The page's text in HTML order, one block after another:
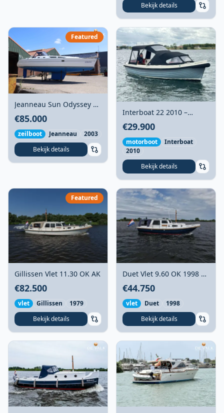
Bekijk details
Featured
Jeanneau Sun Odyssey 37
(2003) – Goed
uitgebalanceerd
cruisejacht
€85.000
zeilboot Jeanneau
2003
Bekijk details
Interboat 22 2010 –
Overnaadse sloep met
boegschroef
€29.900
motorboot
Interboat
2010
Bekijk details
Featured
Gillissen Vlet 11.30 OK AK
€82.500
vlet Gillissen
1979
Bekijk details
Duet Vlet 9.60 OK 1998 –
BTW betaald, vaarklaar &
onderhouden
€44.750
vlet Duet
1998
Bekijk details